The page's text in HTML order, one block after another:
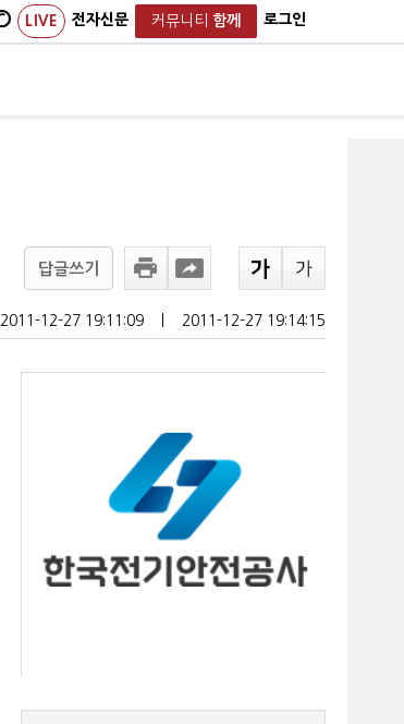
LIVE 전자신문 커뮤니티 함께 로그인
답글쓰기
2011-12-27 19:11:09 2011-12-27 19:14:15